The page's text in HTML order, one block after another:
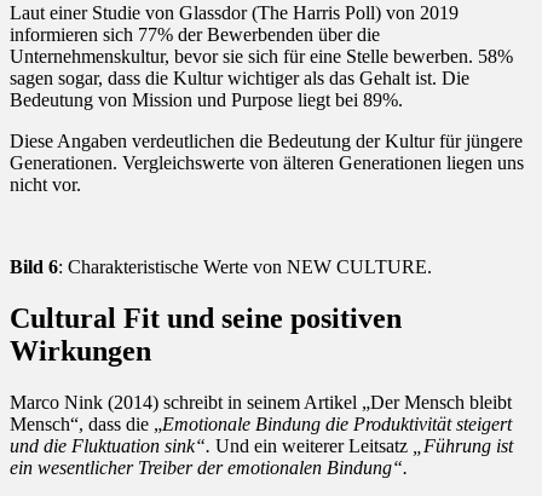
Laut einer Studie von Glassdor (The Harris Poll) von 2019
informieren sich 77% der Bewerbenden über die
Unternehmenskultur, bevor sie sich für eine Stelle bewerben. 58%
sagen sogar, dass die Kultur wichtiger als das Gehalt ist. Die
Bedeutung von Mission und Purpose liegt bei 89%.
Diese Angaben verdeutlichen die Bedeutung der Kultur für jüngere
Generationen. Vergleichswerte von älteren Generationen liegen uns
nicht vor.
Bild 6: Charakteristische Werte von NEW CULTURE.
Cultural Fit und seine positiven
Wirkungen
Marco Nink (2014) schreibt in seinem Artikel „Der Mensch bleibt
Mensch“, dass die „Emotionale Bindung die Produktivität steigert
und die Fluktuation sink“. Und ein weiterer Leitsatz „Führung ist
ein wesentlicher Treiber der emotionalen Bindung“.